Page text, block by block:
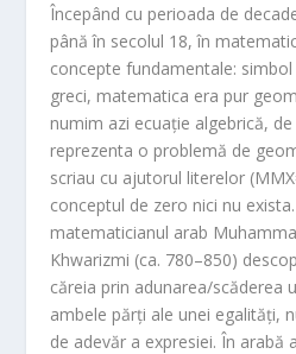
Începând cu perioada de
până în secolul 18, în
concepte fundamentale:
greci, matematica era pur
numim azi ecuație algebrică,
reprezenta o problemă de
scriau cu ajutorul literelor
conceptul de zero nici nu
matematicianul arab
Khwarizmi (ca. 780–850)
căreia prin adunarea/scăderea
ambele părți ale unei egalități,
de adevăr a expresiei. În